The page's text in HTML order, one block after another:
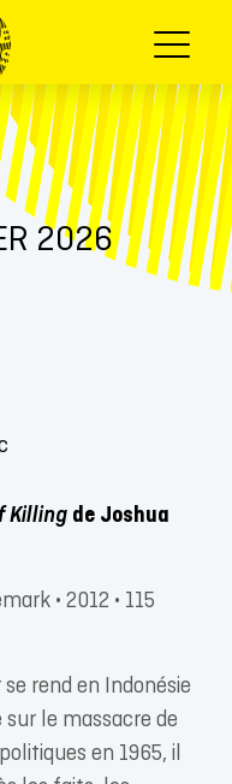
Menu
2026
Killingde Joshua
• 2012 • 115
rend en Indonésie
le massacre de
en 1965, il